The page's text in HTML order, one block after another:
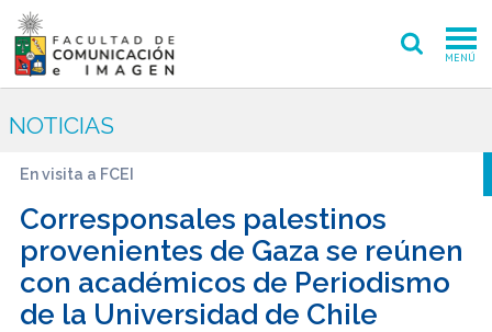
MENÚ
POSTGRADO
INVESTIGACIÓN CREACIÓN
EXTENSIÓN
NOTICIAS
En visita a FCEI
Corresponsales palestinos
provenientes de Gaza se reúnen
con académicos de Periodismo
de la Universidad de Chile